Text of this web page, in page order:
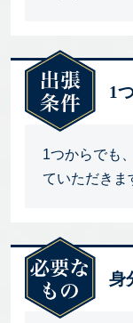
1
1つからでも
ていただきま
身